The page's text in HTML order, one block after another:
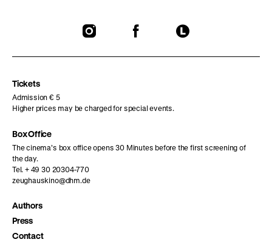
To
To
To
Tickets
Admission € 5
Higher prices may be charged for special events.
Box Office
The cinema’s box office opens 30 Minutes before the first screening of
the day.
Tel. + 49 30 20304-770
zeughauskino@dhm.de
Authors
Press
Contact